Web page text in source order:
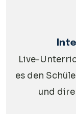
Live-
es den
und